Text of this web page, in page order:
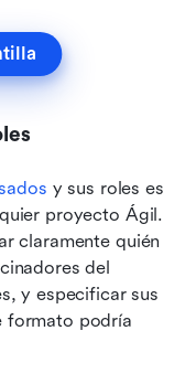
y sus roles es
proyecto Ágil.
claramente quién
del
y especificar sus
formato podría